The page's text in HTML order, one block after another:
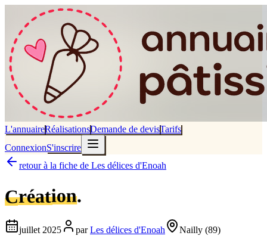
L'annuaireRéalisationsDemande de devisTarifs
ConnexionS'inscrire
retour à la fiche de Les délices d'Enoah
Création.
juillet 2025 par Les délices d'Enoah Nailly (89)